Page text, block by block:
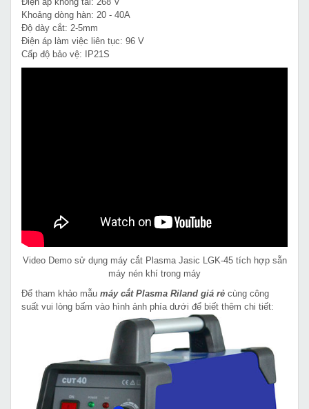
Khoảng dòng hàn: 20 - 40A
Độ dày cắt: 2-5mm
Điện áp làm việc liên tục: 96 V
Cấp độ bảo vệ: IP21S
Video Demo sử dụng máy cắt Plasma Jasic LGK-45 tích hợp sẵn
máy nén khí trong máy
Để tham khảo mẫu máy cắt Plasma Riland giá rẻ cùng công
suất vui lòng bấm vào hình ảnh phía dưới để biết thêm chi tiết: